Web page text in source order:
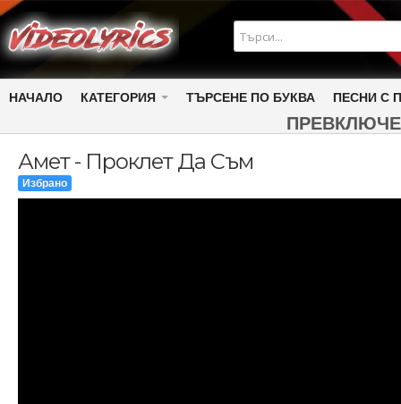
НАЧАЛО КАТЕГОРИЯ ТЪРСЕНЕ ПО БУКВА ПЕСНИ С
Амет - Проклет Да Съм
Избрано